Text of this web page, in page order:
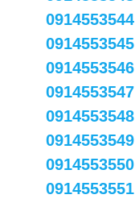
0914553544
0914553545
0914553546
0914553547
0914553548
0914553549
0914553550
0914553551